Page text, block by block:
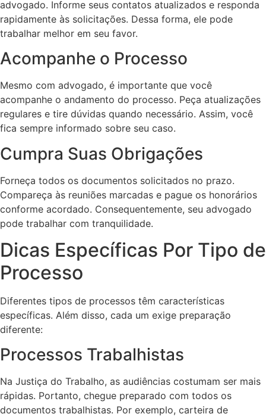
advogado. Informe seus contatos atualizados e responda
rapidamente às solicitações. Dessa forma, ele pode
trabalhar melhor em seu favor.
Acompanhe o Processo
Mesmo com advogado, é importante que você
acompanhe o andamento do processo. Peça atualizações
regulares e tire dúvidas quando necessário. Assim, você
fica sempre informado sobre seu caso.
Cumpra Suas Obrigações
Forneça todos os documentos solicitados no prazo.
Compareça às reuniões marcadas e pague os honorários
conforme acordado. Consequentemente, seu advogado
pode trabalhar com tranquilidade.
Dicas Específicas Por Tipo de
Processo
Diferentes tipos de processos têm características
específicas. Além disso, cada um exige preparação
diferente:
Processos Trabalhistas
Na Justiça do Trabalho, as audiências costumam ser mais
rápidas. Portanto, chegue preparado com todos os
documentos trabalhistas. Por exemplo, carteira de